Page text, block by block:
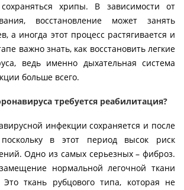
сохраняться хрипы. В зависимости от
восстановление может занять
а иногда этот процесс растягивается и
важно знать, как восстановить легкие
ведь именно дыхательная система
больше всего.
требуется реабилитация?
инфекции сохраняется и после
поскольку в этот период высок риск
Одно из самых серьезных – фиброз.
нормальной легочной ткани
Это ткань рубцового типа, которая не